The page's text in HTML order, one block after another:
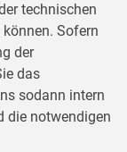
technischen
Sofern
der
das
sodann intern
die notwendigen